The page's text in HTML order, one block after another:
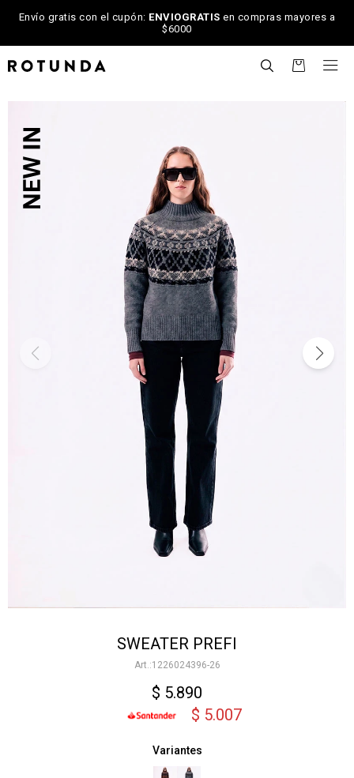
Envío gratis con el cupón: ENVIOGRATIS en compras mayores a
$6000

SWEATER PREFI
1226024396-26
$ 5.890
$ 5.007
Variantes